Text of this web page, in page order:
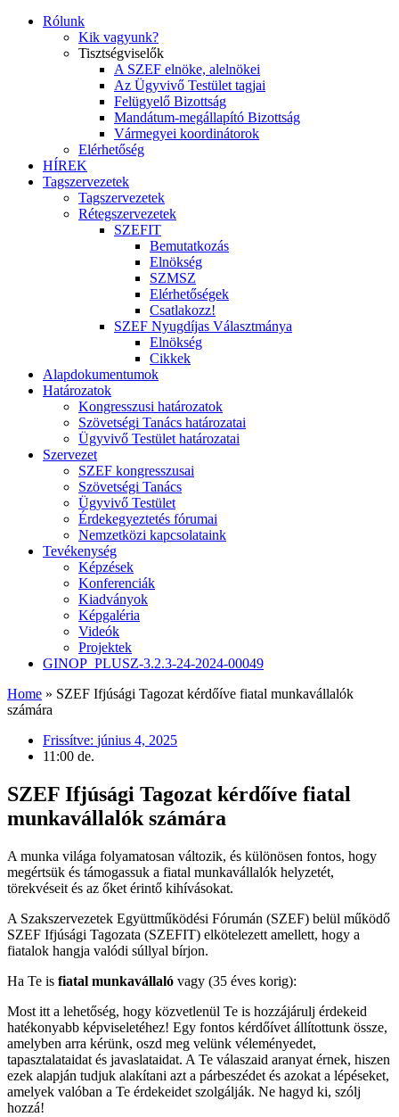
Rólunk
Kik vagyunk?
Tisztségviselők
A SZEF elnöke, alelnökei
Az Ügyvivő Testület tagjai
Felügyelő Bizottság
Mandátum-megállapító Bizottság
Vármegyei koordinátorok
Elérhetőség
HÍREK
Tagszervezetek
Tagszervezetek
Rétegszervezetek
SZEFIT
Bemutatkozás
Elnökség
SZMSZ
Elérhetőségek
Csatlakozz!
SZEF Nyugdíjas Választmánya
Elnökség
Cikkek
Alapdokumentumok
Határozatok
Kongresszusi határozatok
Szövetségi Tanács határozatai
Ügyvivő Testület határozatai
Szervezet
SZEF kongresszusai
Szövetségi Tanács
Ügyvivő Testület
Érdekegyeztetés fórumai
Nemzetközi kapcsolataink
Tevékenység
Képzések
Konferenciák
Kiadványok
Képgaléria
Videók
Projektek
GINOP_PLUSZ-3.2.3-24-2024-00049
Home » SZEF Ifjúsági Tagozat kérdőíve fiatal munkavállalók
számára
Frissítve: június 4, 2025
11:00 de.
SZEF Ifjúsági Tagozat kérdőíve fiatal
munkavállalók számára
A munka világa folyamatosan változik, és különösen fontos, hogy
megértsük és támogassuk a fiatal munkavállalók helyzetét,
törekvéseit és az őket érintő kihívásokat.
A Szakszervezetek Együttműködési Fórumán (SZEF) belül működő
SZEF Ifjúsági Tagozata (SZEFIT) elkötelezett amellett, hogy a
fiatalok hangja valódi súllyal bírjon.
Ha Te is fiatal munkavállaló vagy (35 éves korig):
Most itt a lehetőség, hogy közvetlenül Te is hozzájárulj érdekeid
hatékonyabb képviseletéhez! Egy fontos kérdőívet állítottunk össze,
amelyben arra kérünk, oszd meg velünk véleményedet,
tapasztalataidat és javaslataidat. A Te válaszaid aranyat érnek, hiszen
ezek alapján tudjuk alakítani azt a párbeszédet és azokat a lépéseket,
amelyek valóban a Te érdekeidet szolgálják. Ne hagyd ki, szólj
hozzá!